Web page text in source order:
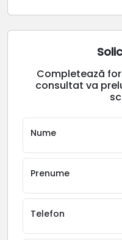
Completează
consultat va
Nume
Prenume
Telefon